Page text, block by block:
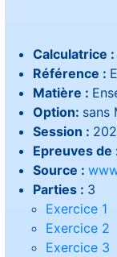
Calculatrice :
Référence :
Matière :
Option: sans
Session :
Epreuves de
Source :
Parties : 3
Exercice 1
Exercice 2
Exercice 3